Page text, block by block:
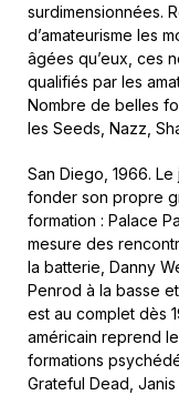
surdimensionnées.
d’amateurisme les
âgées qu’eux, ces
qualifiés par les
Nombre de belles
les Seeds, Nazz,
San Diego, 1966.
fonder son propre
formation : Palace
mesure des
la batterie, Danny
Penrod à la basse
est au complet dès
américain reprend
formations
Grateful Dead,